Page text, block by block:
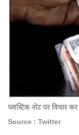
प्लास्टिक नोट पर विचार
Source : Twitter